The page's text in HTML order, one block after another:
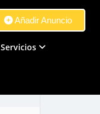
Añadir Anuncio
Servicios